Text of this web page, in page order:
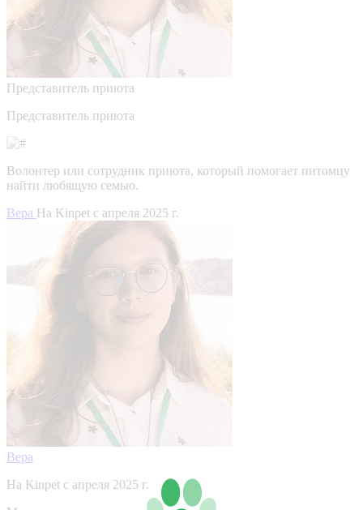
Представитель приюта
Представитель приюта
Волонтер или сотрудник приюта, который помогает питомцу
найти любящую семью.
Вера На Kinpet c апреля 2025 г.
Вера
На Kinpet c апреля 2025 г.